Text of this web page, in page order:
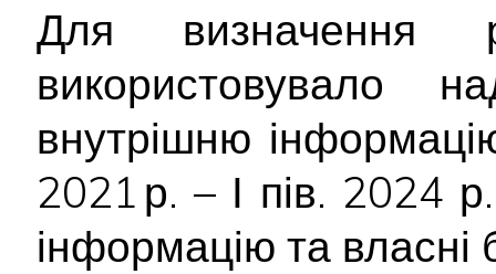
Для визначення
використовувало
внутрішню
2021 р. – І пів. 2024
інформацію та власні